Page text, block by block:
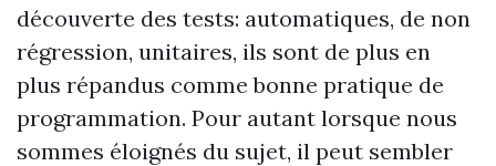
découverte des tests: automatiques, de non
régression, unitaires, ils sont de plus en
plus répandus comme bonne pratique de
programmation. Pour autant lorsque nous
sommes éloignés du sujet, il peut sembler